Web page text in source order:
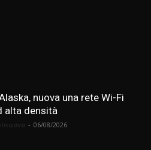
nuova una rete Wi-Fi
alta densità
- 06/08/2026